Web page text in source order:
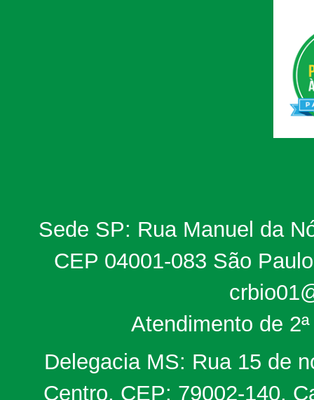
Sede SP: Rua Manuel da
CEP 04001-083 São
Atendimento de
Delegacia MS: Rua 15 de
Centro, CEP: 79002-140,